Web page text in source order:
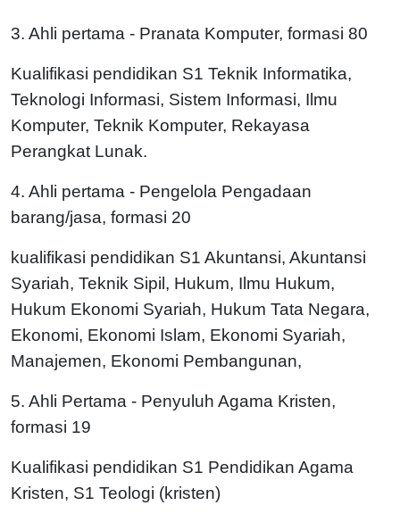
3. Ahli pertama - Pranata Komputer, formasi 80
Kualifikasi pendidikan S1 Teknik Informatika,
Teknologi Informasi, Sistem Informasi, Ilmu
Komputer, Teknik Komputer, Rekayasa
Perangkat Lunak.
4. Ahli pertama - Pengelola Pengadaan
barang/jasa, formasi 20
kualifikasi pendidikan S1 Akuntansi, Akuntansi
Syariah, Teknik Sipil, Hukum, Ilmu Hukum,
Hukum Ekonomi Syariah, Hukum Tata Negara,
Ekonomi, Ekonomi Islam, Ekonomi Syariah,
Manajemen, Ekonomi Pembangunan,
5. Ahli Pertama - Penyuluh Agama Kristen,
formasi 19
Kualifikasi pendidikan S1 Pendidikan Agama
Kristen, S1 Teologi (kristen)